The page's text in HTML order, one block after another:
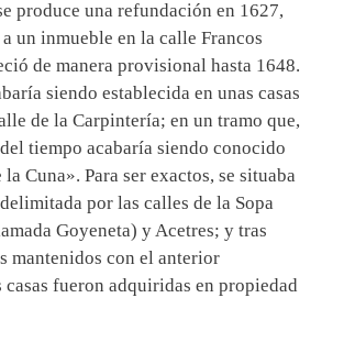
produce una refundación en 1627,
un inmueble en la calle Francos
de manera provisional hasta 1648.
siendo establecida en unas casas
de la Carpintería; en un tramo que,
tiempo acabaría siendo conocido
Cuna». Para ser exactos, se situaba
por las calles de la Sopa
Goyeneta) y Acetres; y tras
mantenidos con el anterior
fueron adquiridas en propiedad